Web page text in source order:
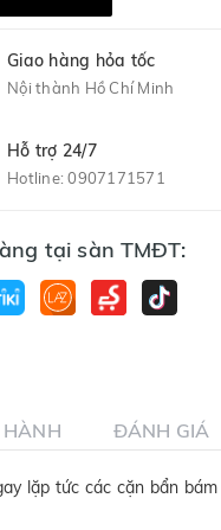
Giao hàng hỏa tốc
Nội thành Hồ Chí Minh
Hỗ trợ 24/7
Hotline:0907171571
tại sàn TMĐT:
HÀNH ĐÁNH GIÁ
lặp tức các cặn bẩn